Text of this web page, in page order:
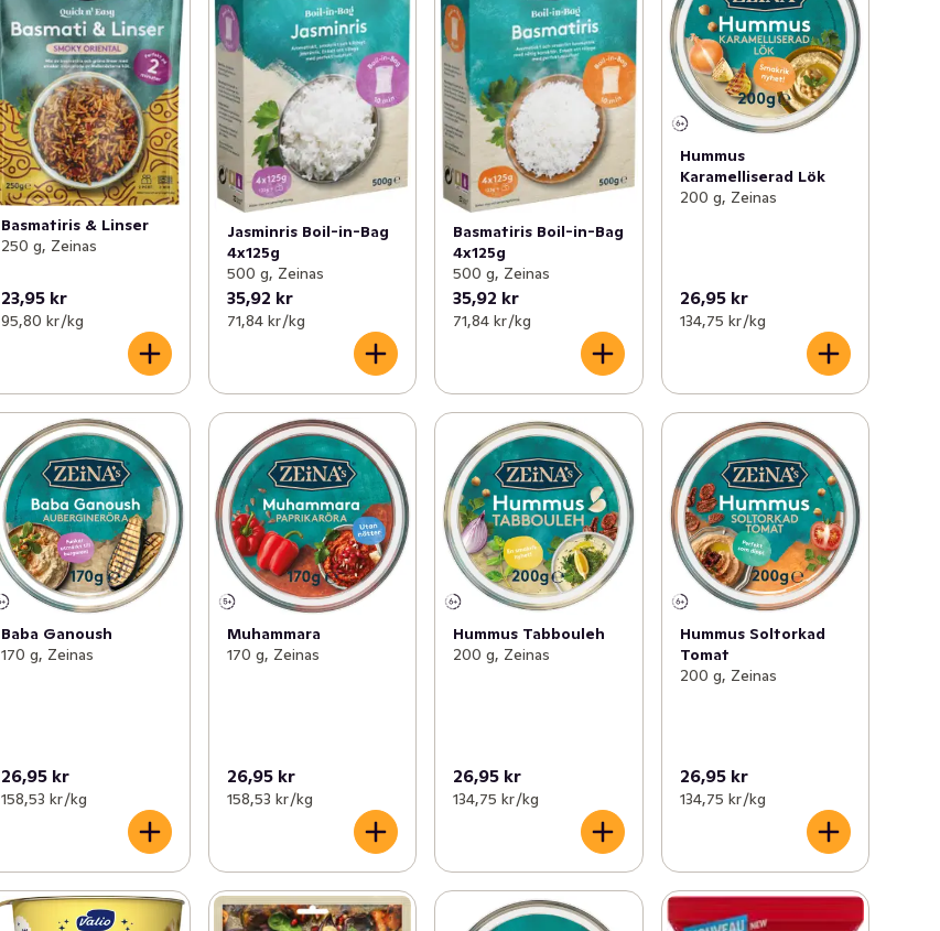
Basmatiris & Linser
250 g, Zeinas
23,95 kr
95,80 kr /kg
Jasminris Boil-in-Bag
4x125g
500 g, Zeinas
35,92 kr
71,84 kr /kg
Basmatiris Boil-in-Bag
4x125g
500 g, Zeinas
35,92 kr
71,84 kr /kg
Hummus
Karamelliserad Lök
200 g, Zeinas
26,95 kr
134,75 kr /kg
Baba Ganoush
170 g, Zeinas
26,95 kr
158,53 kr /kg
Muhammara
170 g, Zeinas
26,95 kr
158,53 kr /kg
Hummus Tabbouleh
200 g, Zeinas
26,95 kr
134,75 kr /kg
Hummus Soltorkad
Tomat
200 g, Zeinas
26,95 kr
134,75 kr /kg